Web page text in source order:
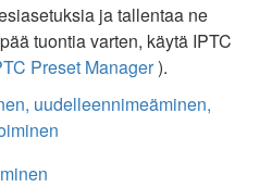
ja tallentaa ne
tuontia varten, käytä IPTC
Preset Manager).
uudelleennimeäminen,